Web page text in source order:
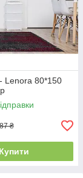
Lenora 80*150
₴
Купити